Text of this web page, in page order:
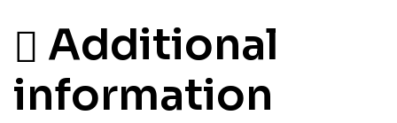
Additional
information